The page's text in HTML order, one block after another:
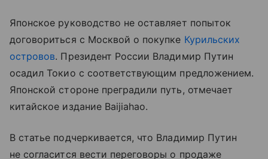
Японское руководство не оставляет попыток
договориться с Москвой о покупке Курильских
островов. Президент России Владимир Путин
осадил Токио с соответствующим предложением.
Японской стороне преградили путь, отмечает
китайское издание Baijiahao.
В статье подчеркивается, что Владимир Путин
не согласится вести переговоры о продаже